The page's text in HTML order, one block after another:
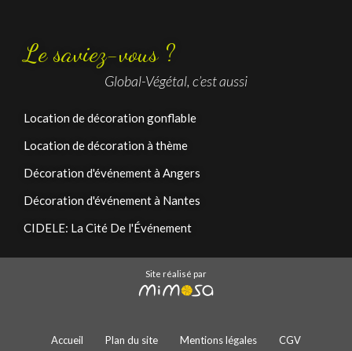
Le saviez-vous ?
Global-Végétal, c’est aussi
Location de décoration gonflable
Location de décoration à thème
Décoration d'événement à Angers
Décoration d'événement à Nantes
CIDELE: La Cité De l'Événement
Site réalisé par
Accueil Plan du site Mentions légales CGV